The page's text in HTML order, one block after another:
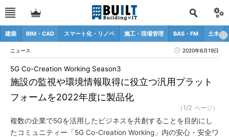
建築 BIM・CAD スマート化・リノベ 施工・現場管理 BAS・FM 土木
ニュース 2020年6月19日
施設の監視や環境情報取得に役立つ汎用プラット
フォームを2022年度に製品化
5G Co-Creation Working Season3
（1/2 ページ）
複数の企業で5Gを活用したビジネスを共創することを目的にし
たコミュニティー「5G Co-Creation Working」内の安心・安全ワ